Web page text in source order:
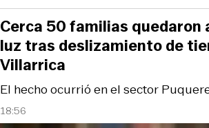
18:56
El hecho ocurrió en el sector
Cerca 50 familias quedaron
luz tras deslizamiento de
Villarrica